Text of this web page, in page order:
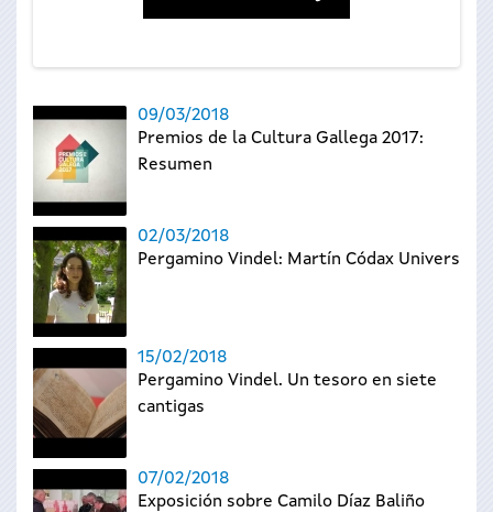
09/03/2018
Premios de la Cultura Gallega 2017:
Resumen
02/03/2018
Pergamino Vindel: Martín Códax Universal
15/02/2018
Pergamino Vindel. Un tesoro en siete
cantigas
07/02/2018
Exposición sobre Camilo Díaz Baliño